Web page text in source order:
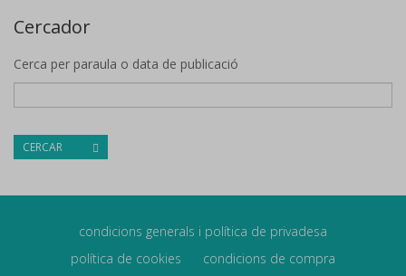
Cercador
Cerca per paraula o data de publicació
CERCAR
condicions generals i política de privadesa
política de cookies
condicions de compra